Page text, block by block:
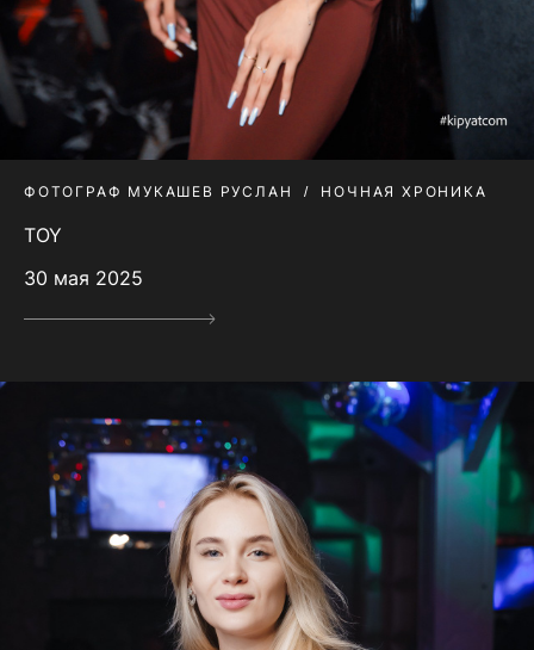
ФОТОГРАФ МУКАШЕВ РУСЛАН НОЧНАЯ ХРОНИКА
TOY
30 мая 2025